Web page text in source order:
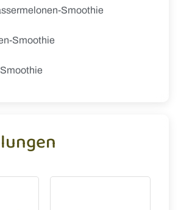
Smoothie
Smoothie